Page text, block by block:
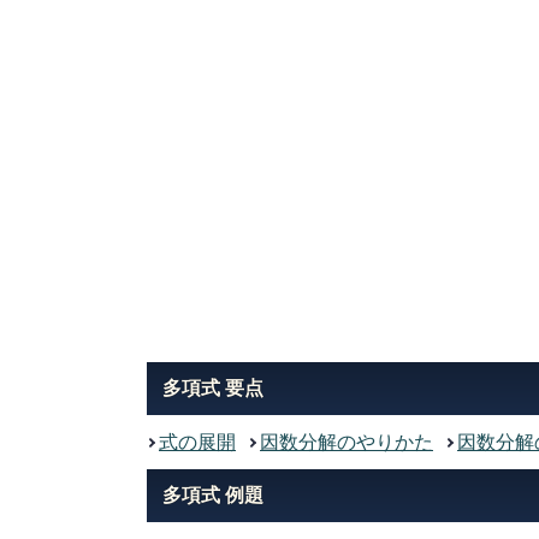
多項式 要点
式の展開 因数分解のやりかた 因数分
多項式 例題